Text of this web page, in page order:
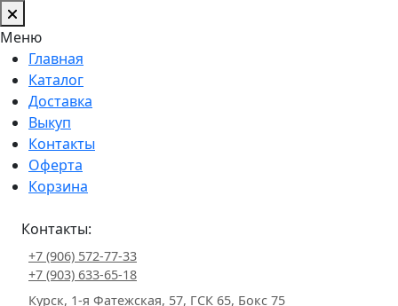
Меню
Главная
Каталог
Доставка
Выкуп
Контакты
Оферта
Корзина
Контакты:
+7 (906) 572-77-33
+7 (903) 633-65-18
Курск, 1-я Фатежская, 57, ГСК 65, Бокс 75